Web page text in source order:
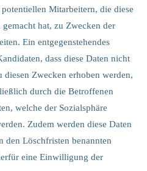
Mitarbeitern, die diese
hat, zu Zwecken der
Ein entgegenstehendes
dass diese Daten nicht
Zwecken erhoben werden,
durch die Betroffenen
welche der Sozialsphäre
Zudem werden diese Daten
den Löschfristen benannten
eine Einwilligung der